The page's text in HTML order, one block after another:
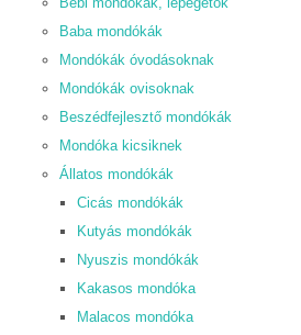
Baba mondókák
Mondókák óvodásoknak
Mondókák ovisoknak
Beszédfejlesztő mondókák
Mondóka kicsiknek
Állatos mondókák
Cicás mondókák
Kutyás mondókák
Nyuszis mondókák
Kakasos mondóka
Malacos mondóka